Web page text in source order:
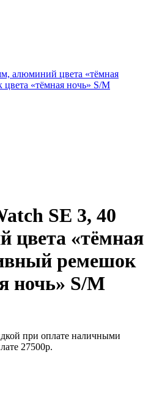
алюминий цвета «тёмная
«тёмная ночь» S/M
SE 3, 40
цвета «тёмная
ремешок
ночь» S/M
при оплате наличными
27500р.